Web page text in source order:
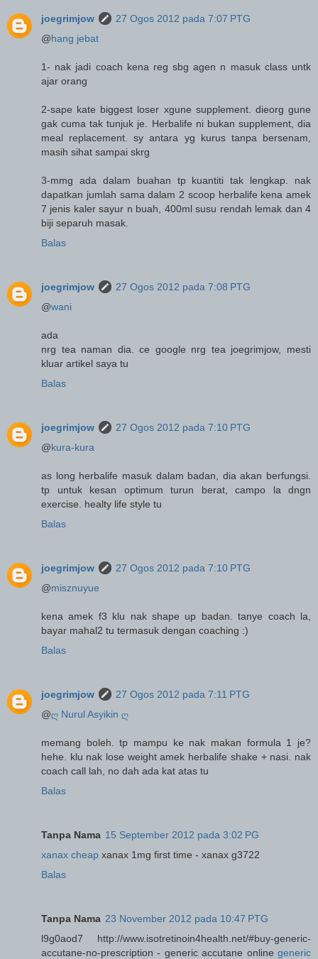
joegrimjow
27 Ogos 2012 pada 7:07 PTG
@hang jebat
1- nak jadi coach kena reg sbg agen n masuk class untk
ajar orang
2-sape kate biggest loser xgune supplement. dieorg gune
gak cuma tak tunjuk je. Herbalife ni bukan supplement, dia
meal replacement. sy antara yg kurus tanpa bersenam,
masih sihat sampai skrg
3-mmg ada dalam buahan tp kuantiti tak lengkap. nak
dapatkan jumlah sama dalam 2 scoop herbalife kena amek
7 jenis kaler sayur n buah, 400ml susu rendah lemak dan 4
biji separuh masak.
Balas
joegrimjow
27 Ogos 2012 pada 7:08 PTG
@wani
ada
nrg tea naman dia. ce google nrg tea joegrimjow, mesti
kluar artikel saya tu
Balas
joegrimjow
27 Ogos 2012 pada 7:10 PTG
@kura-kura
as long herbalife masuk dalam badan, dia akan berfungsi.
tp untuk kesan optimum turun berat, campo la dngn
exercise. healty life style tu
Balas
joegrimjow
27 Ogos 2012 pada 7:10 PTG
@misznuyue
kena amek f3 klu nak shape up badan. tanye coach la,
bayar mahal2 tu termasuk dengan coaching :)
Balas
joegrimjow
27 Ogos 2012 pada 7:11 PTG
@ღ Nurul Asyikin ღ
memang boleh. tp mampu ke nak makan formula 1 je?
hehe. klu nak lose weight amek herbalife shake + nasi. nak
coach call lah, no dah ada kat atas tu
Balas
Tanpa Nama 15 September 2012 pada 3:02 PG
xanax cheap xanax 1mg first time - xanax g3722
Balas
Tanpa Nama 23 November 2012 pada 10:47 PTG
l9g0aod7 http://www.isotretinoin4health.net/#buy-generic-
accutane-no-prescription - generic accutane online generic